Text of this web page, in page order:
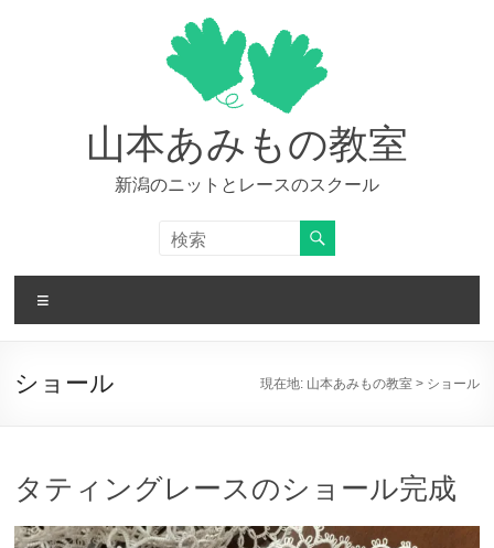
山本あみもの教室
新潟のニットとレースのスクール
ニ
ー
ショール 現在地: 山本あみもの教室> ショール
タティングレースのショール完成